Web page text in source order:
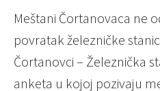
Meštani Čortanovaca ne
povratak železničke
Čortanovci – Železnička
anketa u kojoj pozivaju